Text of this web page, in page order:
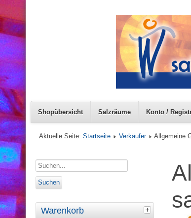
Shopübersicht Salzräume Konto /
Aktuelle Seite: Startseite Verkäufer Allgemeine
Warenkorb